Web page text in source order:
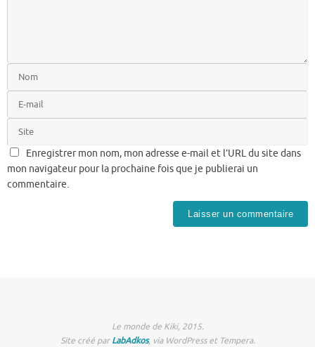
Enregistrer mon nom, mon adresse e-mail et l’URL du site dans
mon navigateur pour la prochaine fois que je publierai un
commentaire.
Le monde de Kiki, 2015.
Site créé parLabAdkos, via WordPress et Tempera.